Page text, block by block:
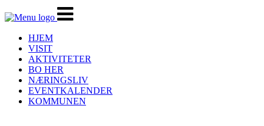
Veksle
navigasjon
HJEM
VISIT
AKTIVITETER
BO HER
NÆRINGSLIV
EVENTKALENDER
KOMMUNEN